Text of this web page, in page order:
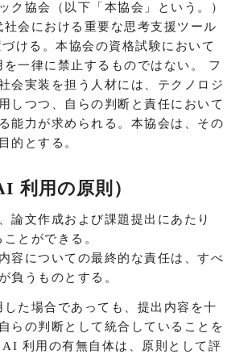
ク協会（以下「本協会」という。）
会における重要な思考支援ツール
ける。本協会の資格試験において
一律に禁止するものではない。 フ
会実装を担う人材には、テクノロジ
しつつ、自らの判断と責任において
能力が求められる。本協会は、その
的とする。
利用の原則）
論文作成および課題提出にあたり
とができる。
容についての最終的な責任は、すべ
負うものとする。
た場合であっても、提出内容を十
らの判断として統合していることを
利用の有無自体は、原則として評